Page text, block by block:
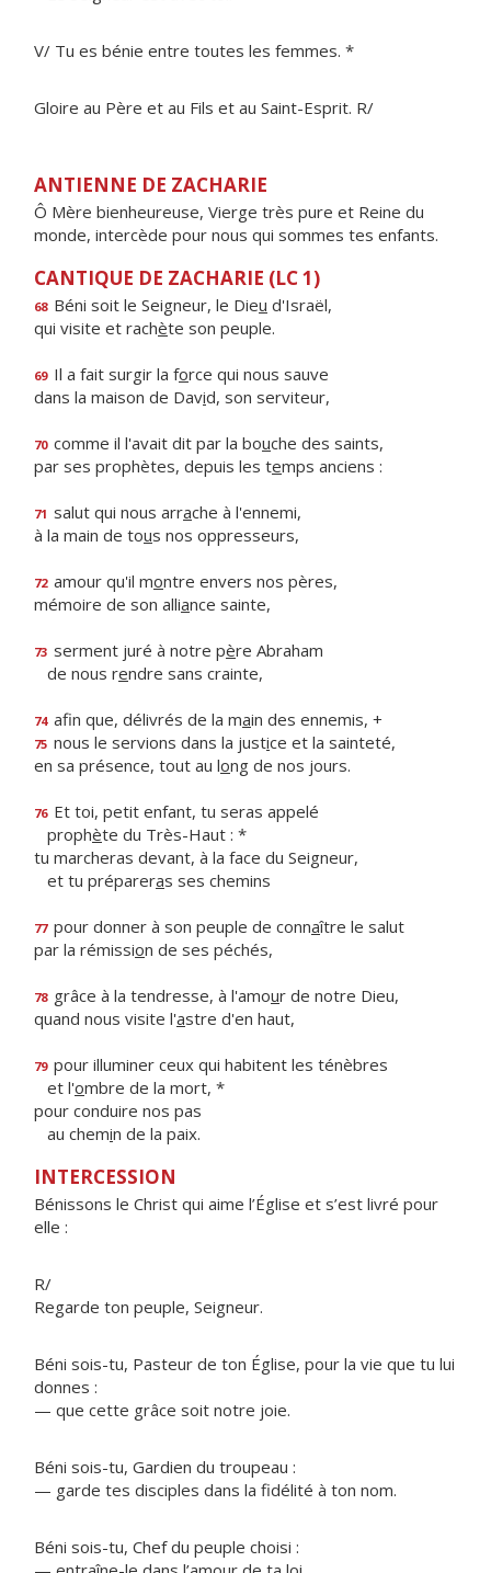
V/ Tu es bénie entre toutes les femmes. *
Gloire au Père et au Fils et au Saint-Esprit. R/
ANTIENNE DE ZACHARIE
Ô Mère bienheureuse, Vierge très pure et Reine du
monde, intercède pour nous qui sommes tes enfants.
CANTIQUE DE ZACHARIE (LC 1)
68 Béni soit le Seigneur, le Dieu d'Israël,
qui visite et rachète son peuple.
69 Il a fait surgir la force qui nous sauve
dans la maison de David, son serviteur,
70 comme il l'avait dit par la bouche des saints,
par ses prophètes, depuis les temps anciens :
71 salut qui nous arrache à l'ennemi,
à la main de tous nos oppresseurs,
72 amour qu'il montre envers nos pères,
mémoire de son alliance sainte,
73 serment juré à notre père Abraham
de nous rendre sans crainte,
74 afin que, délivrés de la main des ennemis, +
75 nous le servions dans la justice et la sainteté,
en sa présence, tout au long de nos jours.
76 Et toi, petit enfant, tu seras appelé
prophète du Très-Haut : *
tu marcheras devant, à la face du Seigneur,
et tu prépareras ses chemins
77 pour donner à son peuple de connaître le salut
par la rémission de ses péchés,
78 grâce à la tendresse, à l'amour de notre Dieu,
quand nous visite l'astre d'en haut,
79 pour illuminer ceux qui habitent les ténèbres
et l'ombre de la mort, *
pour conduire nos pas
au chemin de la paix.
INTERCESSION
Bénissons le Christ qui aime l’Église et s’est livré pour
elle :
R/
Regarde ton peuple, Seigneur.
Béni sois-tu, Pasteur de ton Église, pour la vie que tu lui
donnes :
— que cette grâce soit notre joie.
Béni sois-tu, Gardien du troupeau :
— garde tes disciples dans la fidélité à ton nom.
Béni sois-tu, Chef du peuple choisi :